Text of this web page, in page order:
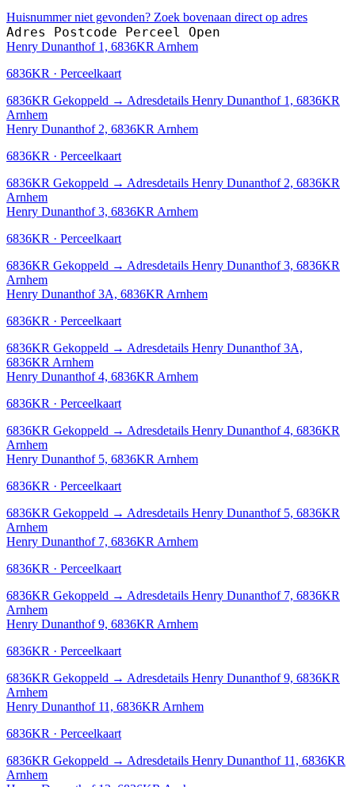
Huisnummer niet gevonden? Zoek bovenaan direct op adres
Adres Postcode Perceel Open
Henry Dunanthof 1, 6836KR Arnhem
6836KR · Perceelkaart
6836KR Gekoppeld → Adresdetails Henry Dunanthof 1, 6836KR
Arnhem
Henry Dunanthof 2, 6836KR Arnhem
6836KR · Perceelkaart
6836KR Gekoppeld → Adresdetails Henry Dunanthof 2, 6836KR
Arnhem
Henry Dunanthof 3, 6836KR Arnhem
6836KR · Perceelkaart
6836KR Gekoppeld → Adresdetails Henry Dunanthof 3, 6836KR
Arnhem
Henry Dunanthof 3A, 6836KR Arnhem
6836KR · Perceelkaart
6836KR Gekoppeld → Adresdetails Henry Dunanthof 3A,
6836KR Arnhem
Henry Dunanthof 4, 6836KR Arnhem
6836KR · Perceelkaart
6836KR Gekoppeld → Adresdetails Henry Dunanthof 4, 6836KR
Arnhem
Henry Dunanthof 5, 6836KR Arnhem
6836KR · Perceelkaart
6836KR Gekoppeld → Adresdetails Henry Dunanthof 5, 6836KR
Arnhem
Henry Dunanthof 7, 6836KR Arnhem
6836KR · Perceelkaart
6836KR Gekoppeld → Adresdetails Henry Dunanthof 7, 6836KR
Arnhem
Henry Dunanthof 9, 6836KR Arnhem
6836KR · Perceelkaart
6836KR Gekoppeld → Adresdetails Henry Dunanthof 9, 6836KR
Arnhem
Henry Dunanthof 11, 6836KR Arnhem
6836KR · Perceelkaart
6836KR Gekoppeld → Adresdetails Henry Dunanthof 11, 6836KR
Arnhem